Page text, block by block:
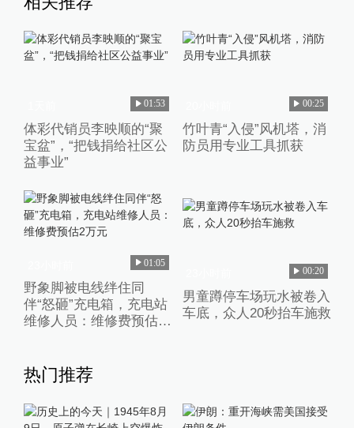
01:53
体彩代销员李映顺的“聚
宝盆”，“把钱捐给社区公
益事业”
00:25
竹叶青“入侵”风机塔，消
防员用专业工具抓获
01:05
野象脚被电线绊住同
伴“怒砸”充电箱，充电站
维修人员：维修费预估2
00:20
男童蹲停车场玩水被卷入
车底，众人20秒抬车施救
热门推荐